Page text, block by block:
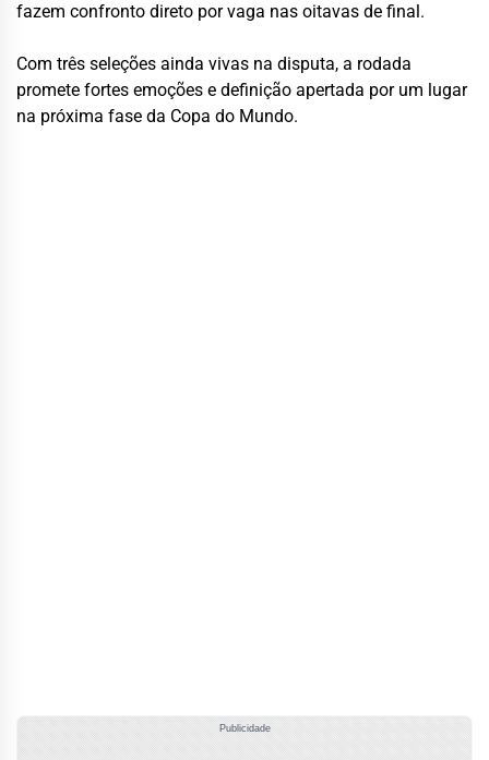
fazem confronto direto por vaga nas oitavas de final.
Com três seleções ainda vivas na disputa, a rodada
promete fortes emoções e definição apertada por um lugar
na próxima fase da Copa do Mundo.
Publicidade